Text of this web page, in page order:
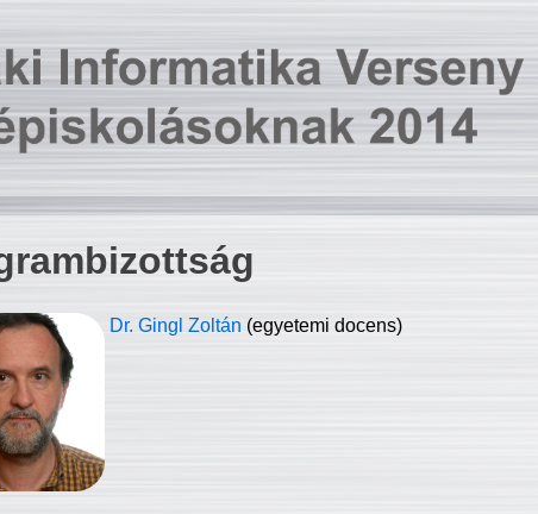
Dr. Gingl Zoltán (egyetemi docens)